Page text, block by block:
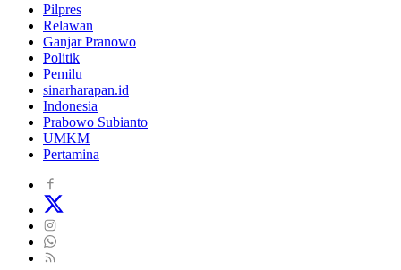
Pilpres
Relawan
Ganjar Pranowo
Politik
Pemilu
sinarharapan.id
Indonesia
Prabowo Subianto
UMKM
Pertamina